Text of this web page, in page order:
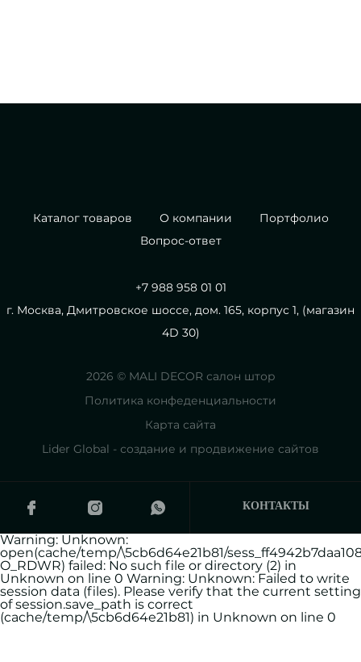
Каталог товаров О компании
Портфолио
Вопрос-ответ
+7 988 958 01 01
г. Москва, Дмитровское шоссе, дом. 165, корпус 1, (магазин
4D 30)
2026 © MALI DECOR салон штор
Политика конфеденциальности
Карта сайта
Lider Global - создание и продвижение сайтов
КОНТАКТЫ
Warning: Unknown:
open(cache/temp/\5cb6d64e21b81/
O_RDWR) failed: No such file or directory (2) in
Unknown on line 0 Warning: Unknown: Failed to write
session data (files). Please verify that the current setting
of session.save_path is correct
(cache/temp/\5cb6d64e21b81) in Unknown on line 0